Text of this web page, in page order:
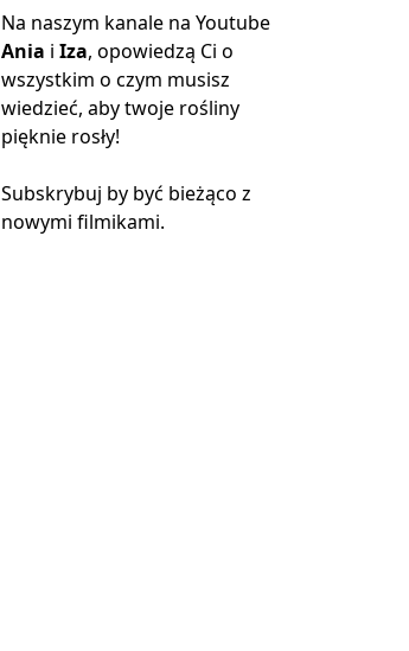
Na naszym kanale na Youtube
Ania i Iza, opowiedzą Ci o
wszystkim o czym musisz
wiedzieć, aby twoje rośliny
pięknie rosły!
Subskrybuj by być bieżąco z
nowymi filmikami.